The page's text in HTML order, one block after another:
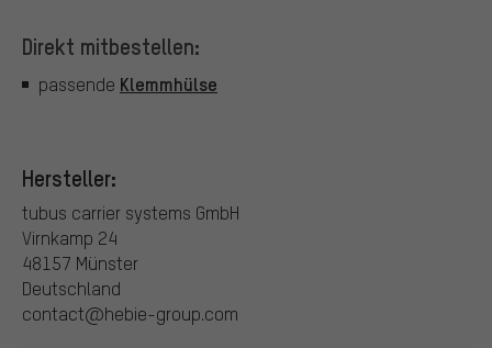
Direkt mitbestellen:
passende Klemmhülse
Hersteller:
tubus carrier systems GmbH
Virnkamp 24
48157 Münster
Deutschland
contact@hebie-group.com